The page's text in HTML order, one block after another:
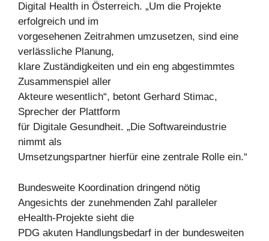
Digital Health in Österreich. „Um die Projekte
erfolgreich und im
vorgesehenen Zeitrahmen umzusetzen, sind eine
verlässliche Planung,
klare Zuständigkeiten und ein eng abgestimmtes
Zusammenspiel aller
Akteure wesentlich“, betont Gerhard Stimac,
Sprecher der Plattform
für Digitale Gesundheit. „Die Softwareindustrie
nimmt als
Umsetzungspartner hierfür eine zentrale Rolle ein.“
Bundesweite Koordination dringend nötig
Angesichts der zunehmenden Zahl paralleler
eHealth-Projekte sieht die
PDG akuten Handlungsbedarf in der bundesweiten